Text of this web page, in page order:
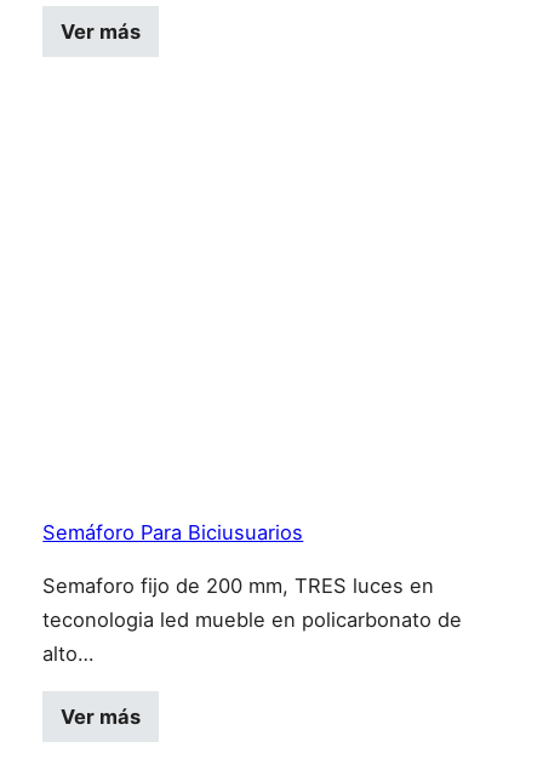
Ver más
Semáforo Para Biciusuarios
Semaforo fijo de 200 mm, TRES luces en
teconologia led mueble en policarbonato de
alto…
Ver más